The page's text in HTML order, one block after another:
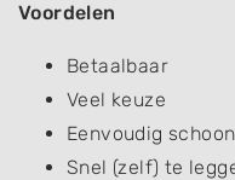
Voordelen
Betaalbaar
Veel keuze
Eenvoudig
Snel (zelf) te